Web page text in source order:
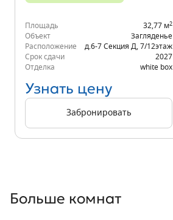
Площадь 32,77 м2
Объект
Загляденье
Расположение
д.6-7 Секция Д 7/12этаж
Срок сдачи
2027
Отделка
white box
Узнать цену
Забронировать
Больше комнат